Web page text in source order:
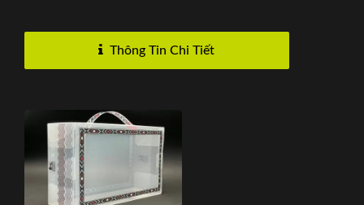
Thông Tin Chi Tiết